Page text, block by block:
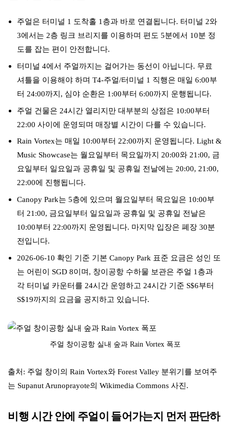
주얼은 터미널 1 도착홀 1층과 바로 연결됩니다. 터미널 2와
3에서는 2층 링크 브리지를 이용하며 편도 5분에서 10분 정
도를 잡는 편이 안전합니다.
터미널 4에서 주얼까지는 걸어가는 동선이 아닙니다. 무료
셔틀을 이용해야 하며 T4-주얼/터미널 1 직행은 매일 6:00부
터 24:00까지, 심야 순환은 1:00부터 6:00까지 운행됩니다.
주얼 건물은 24시간 열리지만 대부분의 상점은 10:00부터
22:00 사이에 운영되며 매장별 시간이 다를 수 있습니다.
Rain Vortex는 매일 10:00부터 22:00까지 운영됩니다. Light &
Music Showcase는 월요일부터 목요일까지 20:00와 21:00, 금
요일부터 일요일과 공휴일 및 공휴일 전날에는 20:00, 21:00,
22:00에 진행됩니다.
Canopy Park는 5층에 있으며 월요일부터 목요일은 10:00부
터 21:00, 금요일부터 일요일과 공휴일 및 공휴일 전날은
10:00부터 22:00까지 운영됩니다. 마지막 입장은 폐장 30분
전입니다.
2026-06-10 확인 기준 기본 Canopy Park 표준 요금은 성인 또
는 어린이 SGD 8이며, 창이공항 수하물 보관은 주얼 1층과
각 터미널 카운터를 24시간 운영하고 24시간 기준 S$6부터
S$19까지의 요금을 공지하고 있습니다.
주얼 창이공항 실내 숲과 Rain Vortex 폭포
출처: 주얼 창이의 Rain Vortex와 Forest Valley 분위기를 보여주
는 Supanut Arunoprayote의 Wikimedia Commons 사진.
비행 시간 안에 주얼이 들어가는지 먼저 판단하